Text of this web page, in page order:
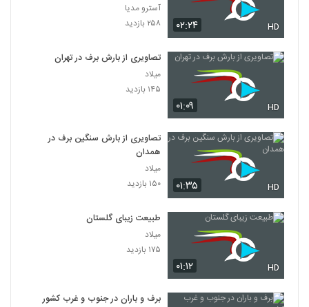
۰۲:۲۴ HD
آسترو مدیا
۲۵۸ بازدید
۰۱:۰۹ HD
تصاویری از بارش برف در تهران
میلاد
۱۴۵ بازدید
۰۱:۳۵ HD
تصاویری از بارش سنگین برف در
همدان
میلاد
۱۵۰ بازدید
۰۱:۱۲ HD
طبیعت زیبای گلستان
میلاد
۱۷۵ بازدید
برف و باران در جنوب و غرب کشور